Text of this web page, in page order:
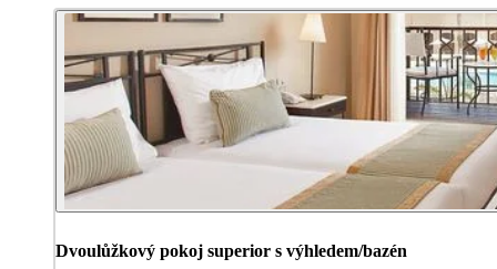
Dvoulůžkový pokoj superior s výhledem/bazén